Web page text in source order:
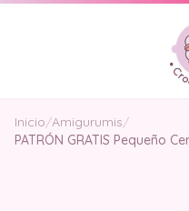
Inicio/Amigurumis/
PATRÓN GRATIS Pequeño